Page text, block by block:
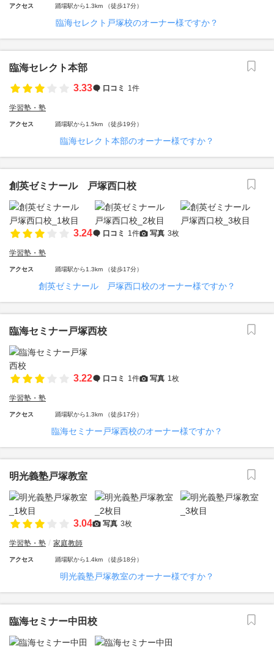
アクセス 踊場駅から1.3km （徒歩17分）
臨海セレクト戸塚校のオーナー様ですか？
臨海セレクト本部
3.33
口コミ 1件
学習塾・塾
アクセス 踊場駅から1.5km （徒歩19分）
臨海セレクト本部のオーナー様ですか？
創英ゼミナール 戸塚西口校
3.24 口コミ 1件 写真 3枚
学習塾・塾
アクセス 踊場駅から1.3km （徒歩17分）
創英ゼミナール 戸塚西口校のオーナー様ですか？
臨海セミナー戸塚西校
3.22 口コミ 1件 写真 1枚
学習塾・塾
アクセス 踊場駅から1.3km （徒歩17分）
臨海セミナー戸塚西校のオーナー様ですか？
明光義塾戸塚教室
3.04 写真 3枚
学習塾・塾 家庭教師
アクセス 踊場駅から1.4km （徒歩18分）
明光義塾戸塚教室のオーナー様ですか？
臨海セミナー中田校